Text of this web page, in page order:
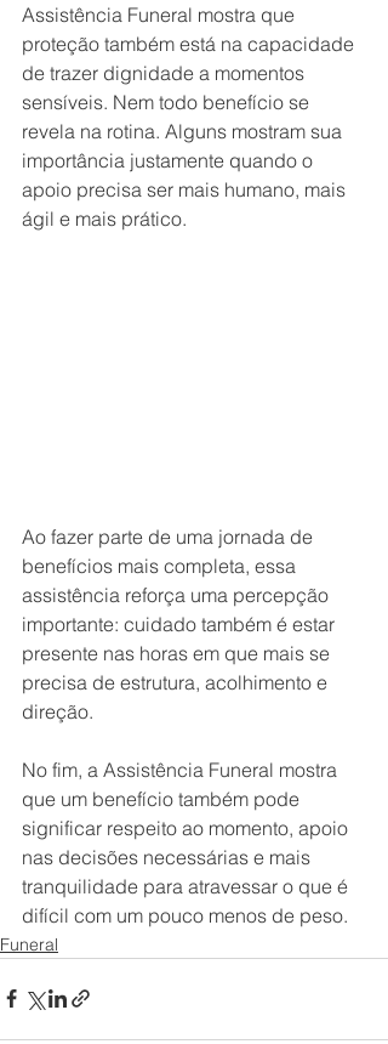
Assistência Funeral mostra que
proteção também está na capacidade
de trazer dignidade a momentos
sensíveis. Nem todo benefício se
revela na rotina. Alguns mostram sua
importância justamente quando o
apoio precisa ser mais humano, mais
ágil e mais prático.
Ao fazer parte de uma jornada de
benefícios mais completa, essa
assistência reforça uma percepção
importante: cuidado também é estar
presente nas horas em que mais se
precisa de estrutura, acolhimento e
direção.
No fim, a Assistência Funeral mostra
que um benefício também pode
significar respeito ao momento, apoio
nas decisões necessárias e mais
tranquilidade para atravessar o que é
difícil com um pouco menos de peso.
Funeral